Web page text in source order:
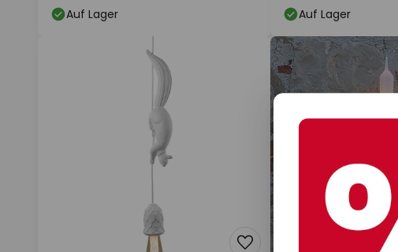
Auf Lager Auf Lager